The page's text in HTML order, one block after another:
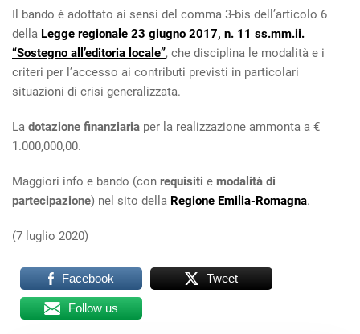
Il bando è adottato ai sensi del comma 3-bis dell’articolo 6
della Legge regionale 23 giugno 2017, n. 11 ss.mm.ii.
“Sostegno all’editoria locale”, che disciplina le modalità e i
criteri per l’accesso ai contributi previsti in particolari
situazioni di crisi generalizzata.
La dotazione finanziaria per la realizzazione ammonta a €
1.000,000,00.
Maggiori info e bando (con requisiti e modalità di
partecipazione) nel sito della Regione Emilia-Romagna.
(7 luglio 2020)
Facebook Tweet
Follow us